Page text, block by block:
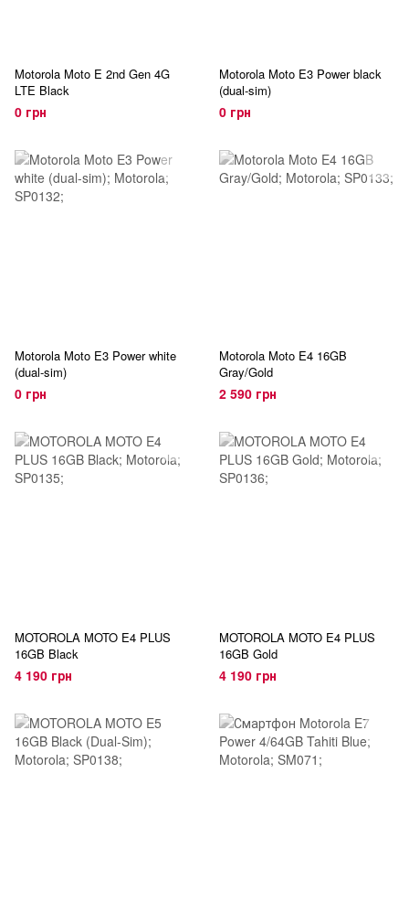
Motorola Moto E 2nd Gen 4G
LTE Black
0 грн
Motorola Moto E3 Power black
(dual-sim)
0 грн
Motorola Moto E3 Power white
(dual-sim)
0 грн
Motorola Moto E4 16GB
Gray/Gold
2 590 грн
MOTOROLA MOTO E4 PLUS
16GB Black
4 190 грн
MOTOROLA MOTO E4 PLUS
16GB Gold
4 190 грн